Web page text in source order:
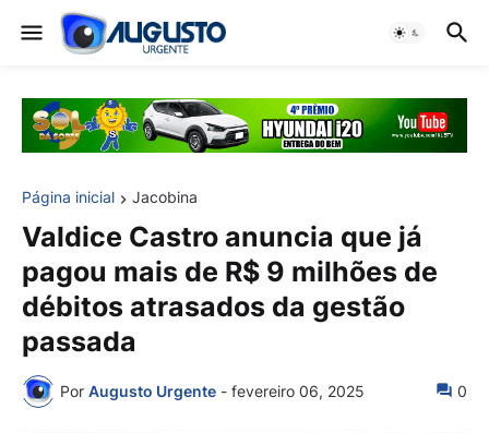
Página inicial Jacobina
Valdice Castro anuncia que já
pagou mais de R$ 9 milhões de
débitos atrasados da gestão
passada
Por Augusto Urgente - fevereiro 06, 2025 0